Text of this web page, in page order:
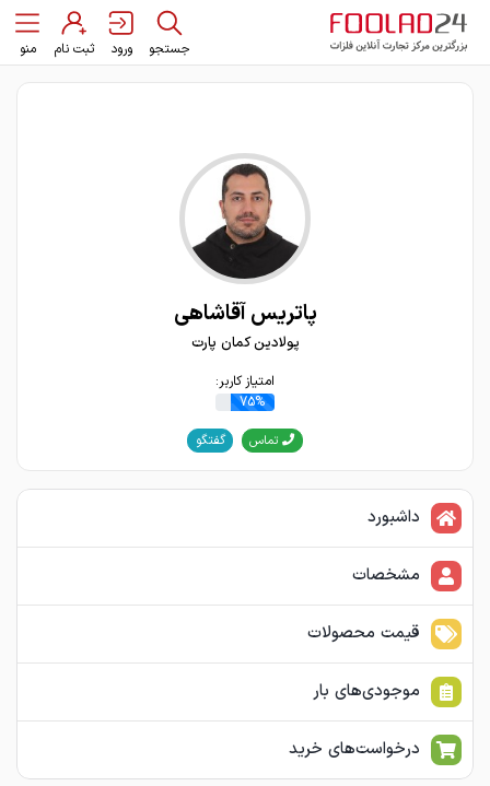
جستجو ورود ثبت نام منو
پاتریس آقاشاهی
پولادین کمان پارت
امتیاز کاربر:
75%
تماس گفتگو
داشبورد
مشخصات
قیمت محصولات
موجودی‌های بار
درخواست‌های خرید